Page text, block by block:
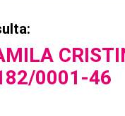
0001-46